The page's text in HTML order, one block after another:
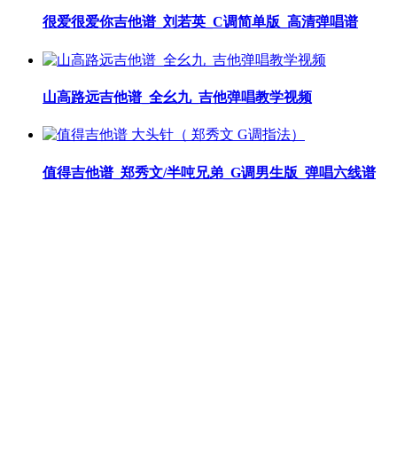
很爱很爱你吉他谱_刘若英_C调简单版_高清弹唱谱
山高路远吉他谱_全幺九_吉他弹唱教学视频
值得吉他谱_郑秀文/半吨兄弟_G调男生版_弹唱六线谱